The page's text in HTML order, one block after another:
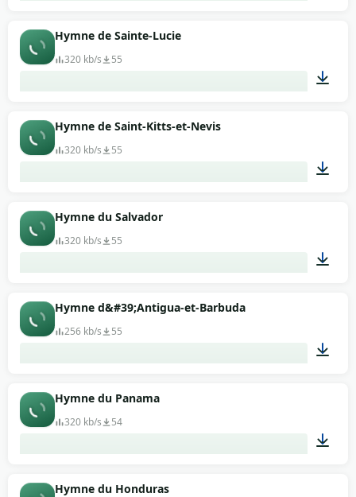
Hymne de Sainte-Lucie
320 kb/s 55
Hymne de Saint-Kitts-et-Nevis
320 kb/s 55
Hymne du Salvador
320 kb/s 55
Hymne d&#39;Antigua-et-Barbuda
256 kb/s 55
Hymne du Panama
320 kb/s 54
Hymne du Honduras